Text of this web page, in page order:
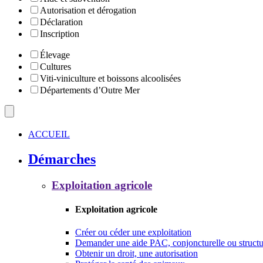
Autorisation et dérogation
Déclaration
Inscription
Élevage
Cultures
Viti-viniculture et boissons alcoolisées
Départements d’Outre Mer
ACCUEIL
Démarches
Exploitation agricole
Exploitation agricole
Créer ou céder une exploitation
Demander une aide PAC, conjoncturelle ou
Obtenir un droit, une autorisation